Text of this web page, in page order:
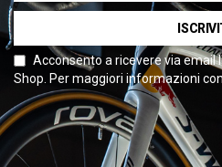
Acconsento a ricevere via email
Shop. Per maggiori informazioni